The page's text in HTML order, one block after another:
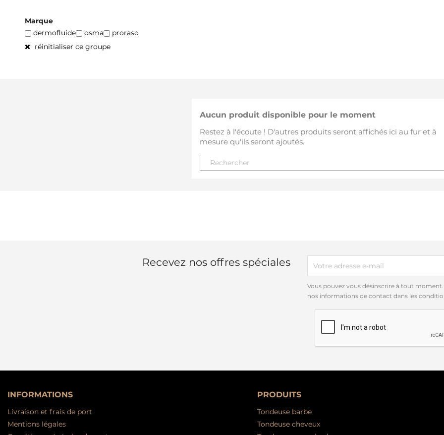
Marque
dermofluide
osma
proraso
réinitialiser ce groupe
Aucun produit disponible pour le moment
Restez à l'écoute ! D'autres produits seront affichés ici au fur et à
mesure qu'ils seront ajoutés.
Recevez nos offres spéciales
Vous pouvez vous désinscrire à tout
nos informations de contact dans les
INFORMATIONS
Livraison et frais de port
Mentions légales
PRODUITS
Tondeuse barbe
Tondeuse cheveux